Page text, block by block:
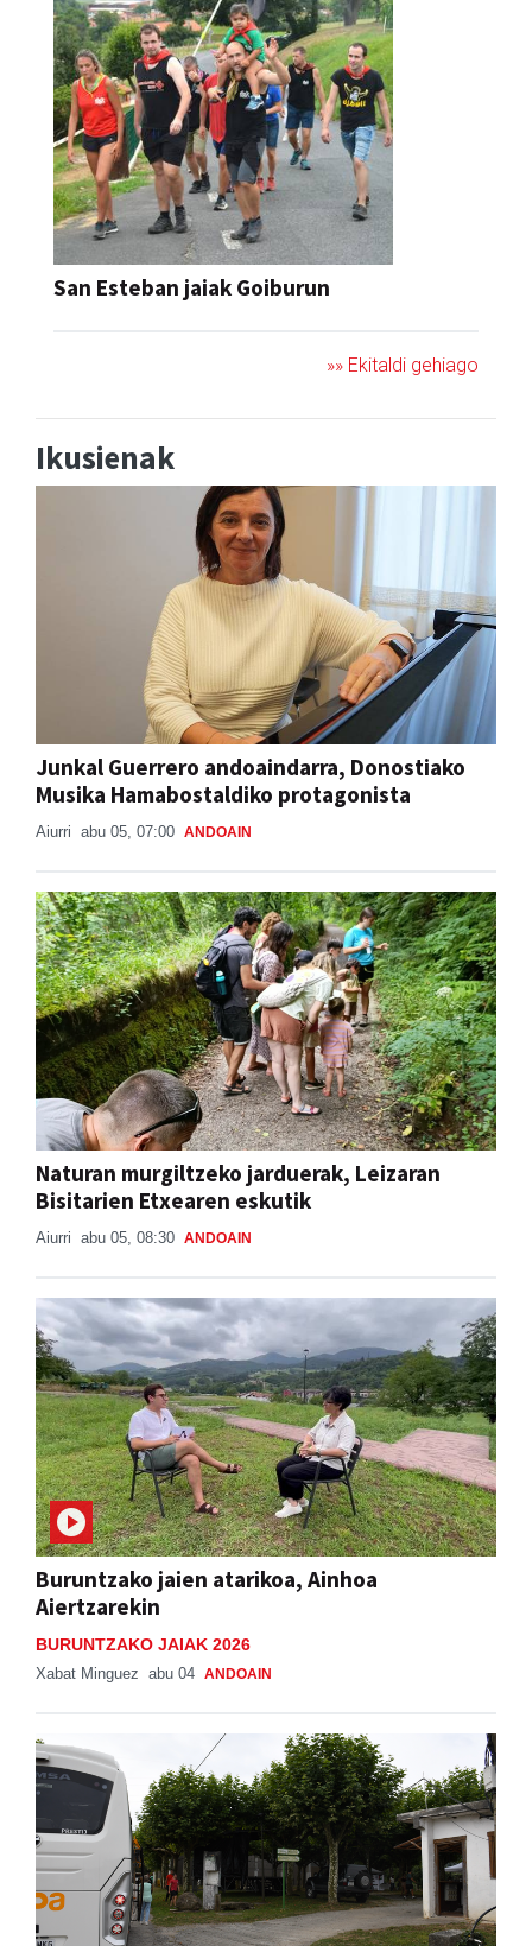
San Esteban jaiak Goiburun
»» Ekitaldi gehiago
Ikusienak
Junkal Guerrero andoaindarra, Donostiako
Musika Hamabostaldiko protagonista
Aiurri abu 05, 07:00 ANDOAIN
Naturan murgiltzeko jarduerak, Leizaran
Bisitarien Etxearen eskutik
Aiurri abu 05, 08:30 ANDOAIN
Buruntzako jaien atarikoa, Ainhoa
Aiertzarekin
BURUNTZAKO JAIAK 2026
Xabat Minguez abu 04 ANDOAIN